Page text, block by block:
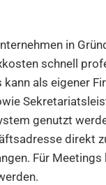
in
schnell
als eigener
genutzt
direkt
Für Meetings